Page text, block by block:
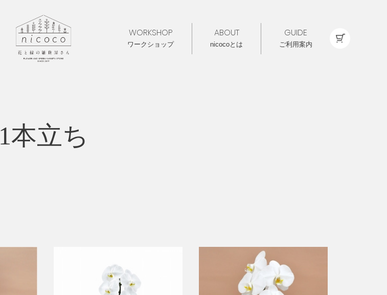
WORKSHOP
ワークショップ
ABOUT
nicocoとは
GUIDE
ご利用案内
1本立ち